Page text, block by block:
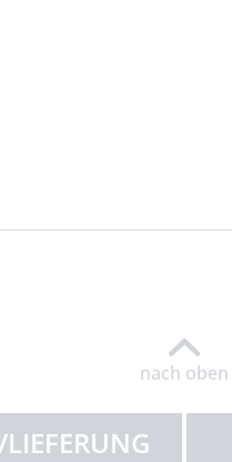
Bajonettanschluss,
nach oben